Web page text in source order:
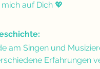
auf Dich 💖
am Singen und
Erfahrungen